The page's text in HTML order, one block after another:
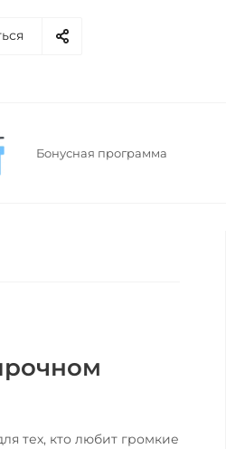
Бонусная программа
тех, кто любит громкие